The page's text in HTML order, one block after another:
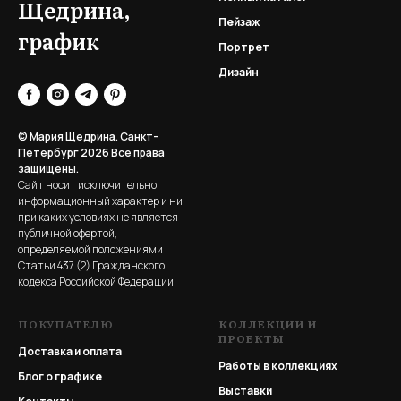
Щедрина,
график
© Мария Щедрина. Санкт-
Петербург 2026Все права
защищены.
Сайт носит исключительно
информационный характер и ни
при каких условиях не является
публичной офертой,
определяемой положениями
Статьи 437 (2) Гражданского
кодекса Российской Федерации
Пейзаж
Портрет
Дизайн
ПОКУПАТЕЛЮ
Доставка и оплата
Блог о графике
КОЛЛЕКЦИИ И
ПРОЕКТЫ
Работы в коллекциях
Выставки